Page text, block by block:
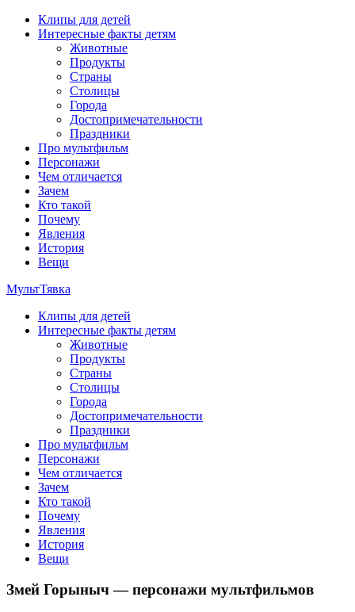
Перейти
содержимому
Клипы для детей
Интересные факты детям
Животные
Продукты
Страны
Столицы
Города
Достопримечательности
Праздники
Про мультфильм
Персонажи
Чем отличается
Зачем
Кто такой
Почему
Явления
История
Вещи
МультТявка
интересные факты про страны, столицы и города, клипы из
мультфильмов, мульт-клипы, песни из мультиков, детские
клипы, интересные факты о мультфильмах и про персонажей
мультфильмов
Клипы для детей
Интересные факты детям
Животные
Продукты
Страны
Столицы
Города
Достопримечательности
Праздники
Про мультфильм
Персонажи
Чем отличается
Зачем
Кто такой
Почему
Явления
История
Вещи
Змей Горыныч — персонажи мультфильмов